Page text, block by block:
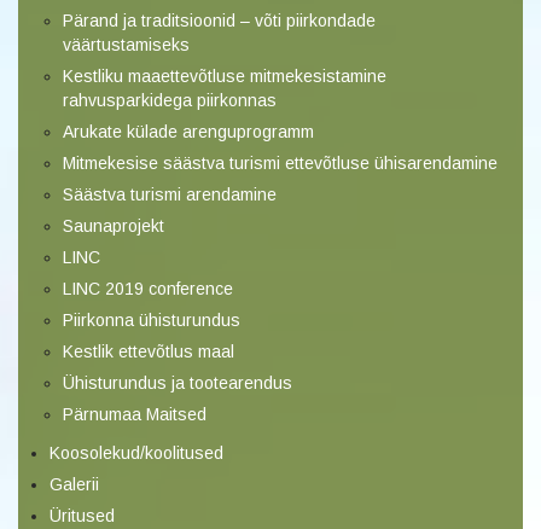
Pärand ja traditsioonid – võti piirkondade
väärtustamiseks
Kestliku maaettevõtluse mitmekesistamine
rahvusparkidega piirkonnas
Arukate külade arenguprogramm
Mitmekesise säästva turismi ettevõtluse ühisarendamine
Säästva turismi arendamine
Saunaprojekt
LINC
LINC 2019 conference
Piirkonna ühisturundus
Kestlik ettevõtlus maal
Ühisturundus ja tootearendus
Pärnumaa Maitsed
Koosolekud/koolitused
Galerii
Üritused